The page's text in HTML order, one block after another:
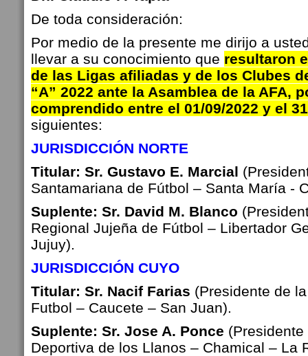
De toda consideración:
Por medio de la presente me dirijo a
llevar a su conocimiento que resultaron
de las Ligas afiliadas y de los Clubes
“A” 2022 ante la Asamblea de la AFA,
comprendido entre el 01/09/2022 y el
siguientes:
JURISDICCIÓN NORTE
Titular: Sr. Gustavo E. Marcial
Santamariana de Fútbol – Santa María -
Suplente: Sr. David M. Blanco
Regional Jujeña de Fútbol – Libertador
Jujuy).
JURISDICCIÓN CUYO
Titular: Sr. Nacif Farias (Presidente de
Futbol – Caucete – San Juan).
Suplente: Sr. Jose A. Ponce
Deportiva de los Llanos – Chamical – La